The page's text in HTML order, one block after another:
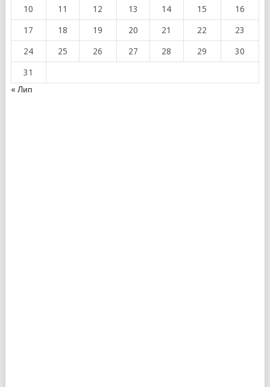
10 11 12 13 14 15 16
17 18 19 20 21 22 23
24 25 26 27 28 29 30
31
« Лип